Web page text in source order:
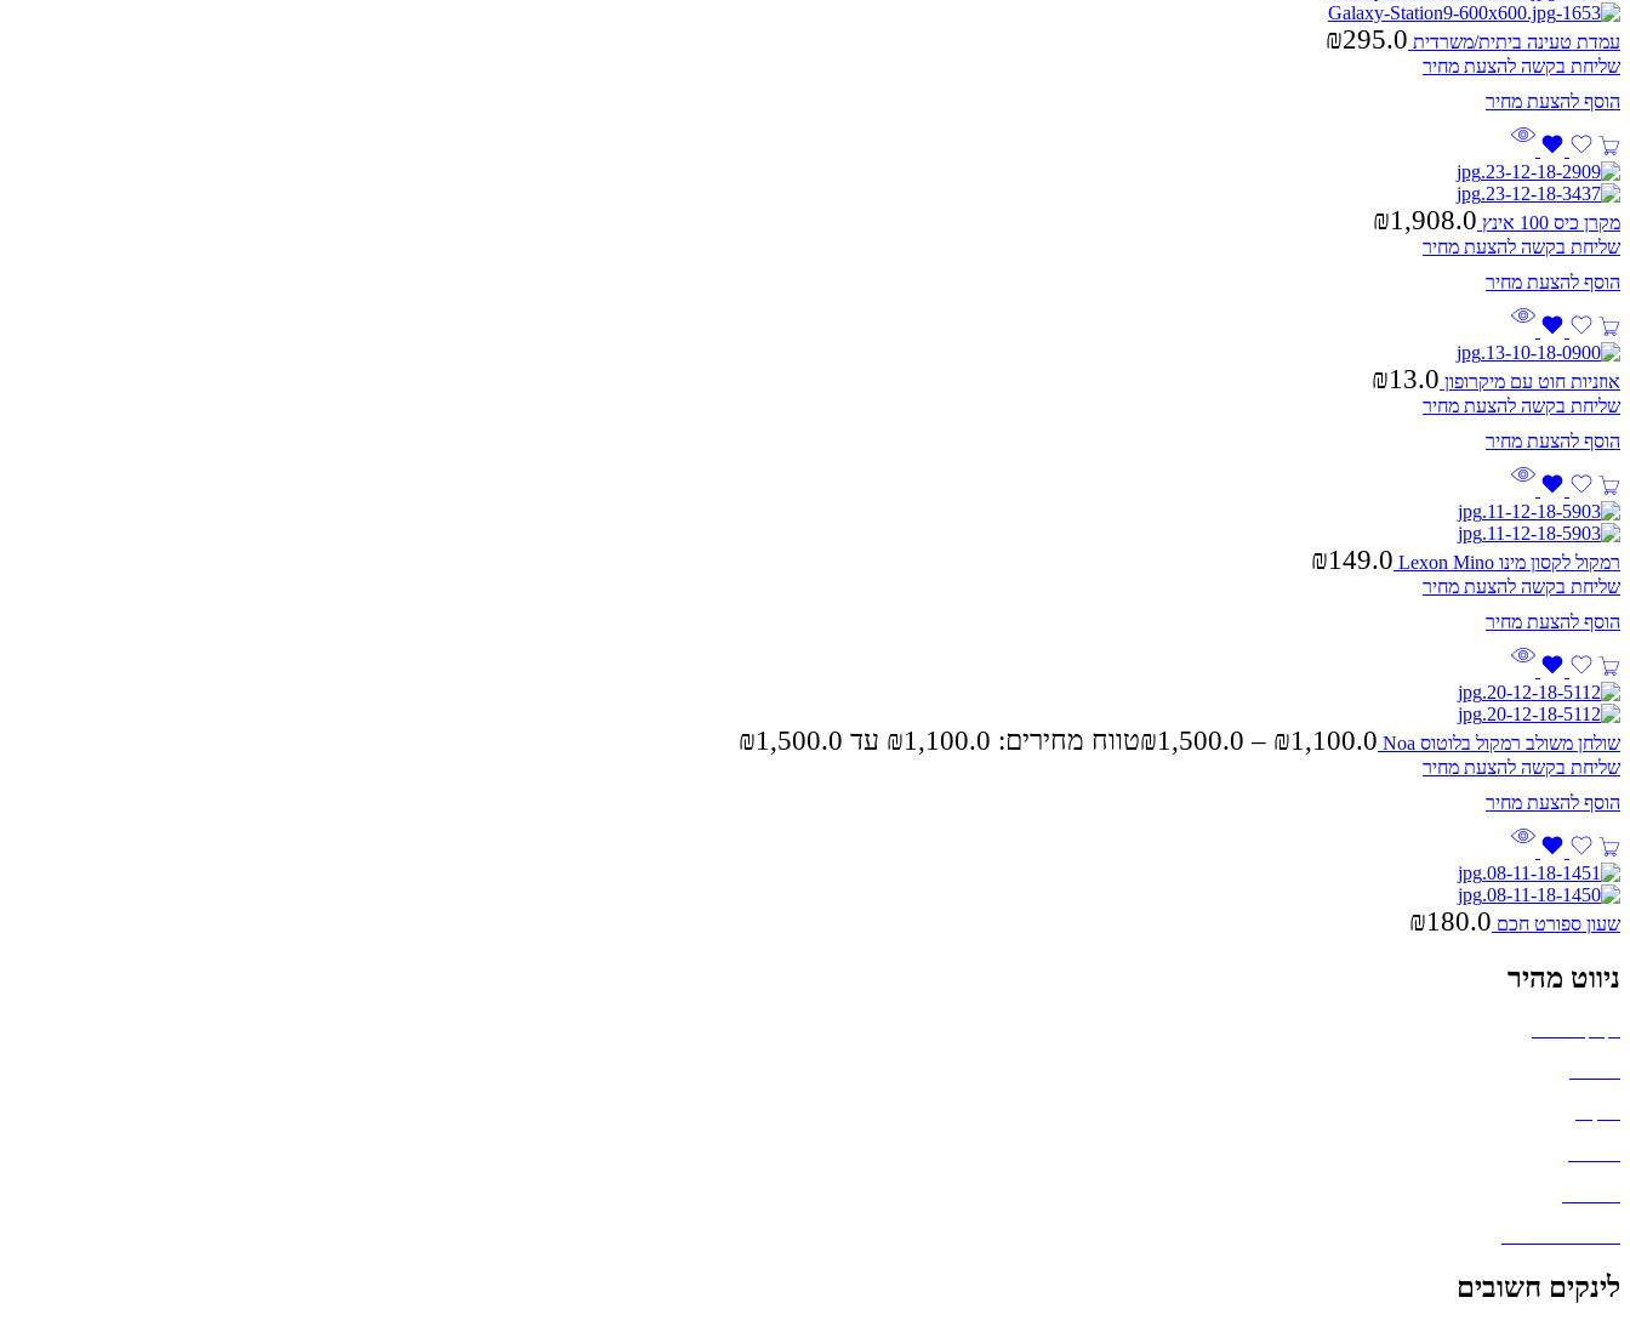
עמדת טעינה ביתית/משרדית ₪295.0
שליחת בקשה להצעת מחיר
מקרן כיס 100 אינץ ₪1,908.0
שליחת בקשה להצעת מחיר
אוזניות חוט עם מיקרופון ₪13.0
שליחת בקשה להצעת מחיר
רמקול לקסון מינו Lexon Mino ₪149.0
שליחת בקשה להצעת מחיר
שולחן משולב רמקול בלוטוס Noa ₪1,100.0
–
₪1,500.0 טווח מחירים: ⁦₪1,100.0⁩ עד ⁦₪1,500.0⁩
שליחת בקשה להצעת מחיר
שעון ספורט חכם ₪180.0
ניווט מהיר
לינקים חשובים